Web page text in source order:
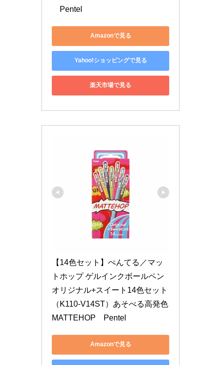
Pentel
Amazonで見る
Yahoo!ショッピングで見る
楽天市場で見る
【14色セット】ぺんてる／マッ
トホップ ゲルインクボールペン
オリジナル+スイート14色セット
（K110-V14ST）あそべる高発色
MATTEHOP　Pentel
Amazonで見る